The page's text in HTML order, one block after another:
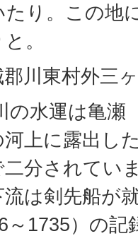
たり。この地
。
郡川東村外三
の水運は亀瀬
河上に露出し
二分されてい
流は剣先船が
～1735）の